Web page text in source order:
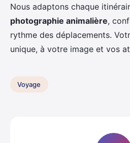
Nous adaptons chaque
photographie animalière,
rythme des déplacements.
unique, à votre image et vos
Voyage